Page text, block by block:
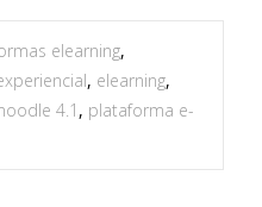
elearning,
, elearning,
4.1 , plataforma e-